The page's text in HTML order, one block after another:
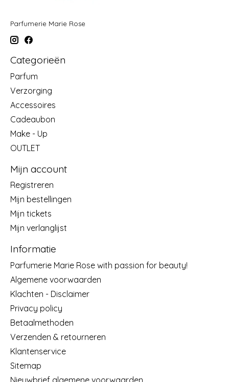
Parfumerie Marie Rose
Categorieën
Parfum
Verzorging
Accessoires
Cadeaubon
Make - Up
OUTLET
Mijn account
Registreren
Mijn bestellingen
Mijn tickets
Mijn verlanglijst
Informatie
Parfumerie Marie Rose with passion for beauty!
Algemene voorwaarden
Klachten - Disclaimer
Privacy policy
Betaalmethoden
Verzenden & retourneren
Klantenservice
Sitemap
Nieuwbrief algemene voorwaarden